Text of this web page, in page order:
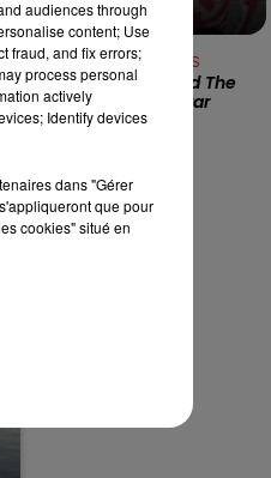
7h00 - 10h00
RDL WEEK-END
BUGGLES
Video Killed The
Radio Star
audiences through
content; Use
fraud, and fix errors;
process personal
actively
Identify devices
dans "Gérer
que pour
cookies" situé en